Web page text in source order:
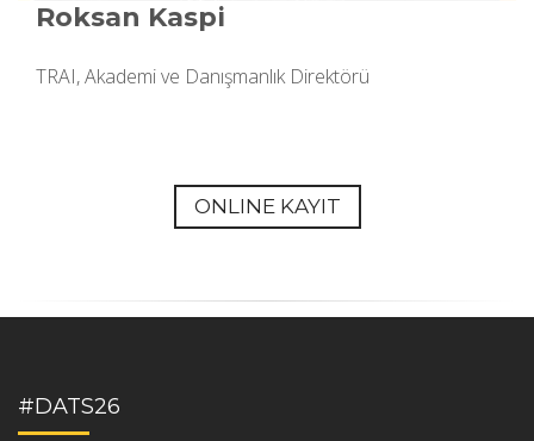
Roksan Kaspi
TRAI, Akademi ve Danışmanlık Direktörü
ONLINE KAYIT
#DATS26